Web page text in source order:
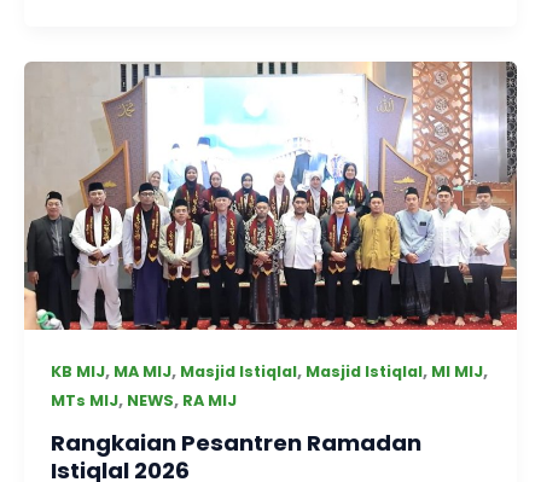
KB MIJ, MA MIJ, Masjid Istiqlal, Masjid Istiqlal, MI MIJ,
MTs MIJ, NEWS, RA MIJ
Rangkaian Pesantren Ramadan
Istiqlal 2026